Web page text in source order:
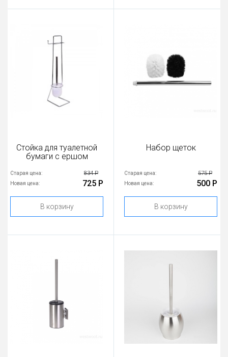
Стойка для туалетной
бумаги с ершом
Старая цена: 834 Р
Новая цена: 725 Р
В корзину
Набор щеток
Старая цена: 575 Р
Новая цена: 500 Р
В корзину